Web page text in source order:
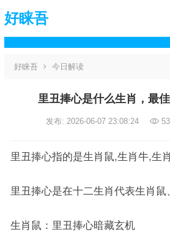
好睐吾
好睐吾 今日解读
里丑捧心是什么生肖，最
发布: 2026-06-07 23:08:24 53
里丑捧心指的是生肖鼠,生肖牛,生
里丑捧心是在十二生肖代表生肖
生肖鼠：里丑捧心暗藏玄机